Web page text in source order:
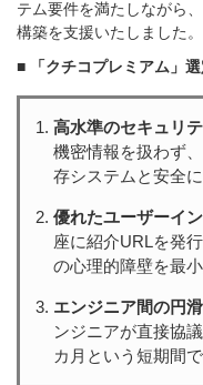
テム要件を満たしながら
構築を支援いたしました。
■ 「クチコプレミアム」
高水準のセキュリテ
機密情報を扱わず
存システムと安全
優れたユーザーイ
座に紹介URLを発
の心理的障壁を最
エンジニア間の円滑
ンジニアが直接協
カ月という短期間